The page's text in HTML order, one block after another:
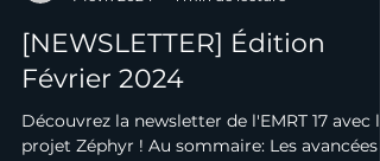
7 févr. 2024
1 min de lecture
[NEWSLETTER] Édition
Février 2024